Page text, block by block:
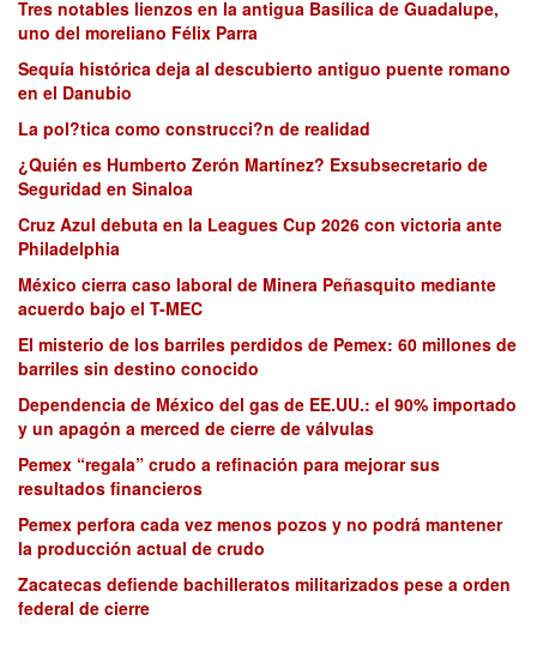
Tres notables lienzos en la antigua Basílica de Guadalupe,
uno del moreliano Félix Parra
Sequía histórica deja al descubierto antiguo puente romano
en el Danubio
La pol?tica como construcci?n de realidad
¿Quién es Humberto Zerón Martínez? Exsubsecretario de
Seguridad en Sinaloa
Cruz Azul debuta en la Leagues Cup 2026 con victoria ante
Philadelphia
México cierra caso laboral de Minera Peñasquito mediante
acuerdo bajo el T-MEC
El misterio de los barriles perdidos de Pemex: 60 millones de
barriles sin destino conocido
Dependencia de México del gas de EE.UU.: el 90% importado
y un apagón a merced de cierre de válvulas
Pemex “regala” crudo a refinación para mejorar sus
resultados financieros
Pemex perfora cada vez menos pozos y no podrá mantener
la producción actual de crudo
Zacatecas defiende bachilleratos militarizados pese a orden
federal de cierre